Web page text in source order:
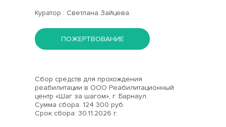
Куратор : Светлана Зайцева.
ПОЖЕРТВОВАНИЕ
Сбор средств для прохождения
реабилитации в ООО Реабилитационный
центр «Шаг за шагом», г. Барнаул.
Сумма сбора: 124 300 руб.
Срок сбора: 30.11.2026 г.